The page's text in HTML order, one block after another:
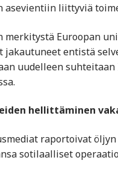
asevientiin liittyviä
Euroopan
jakautuneet entistä
uudelleen
hellittäminen
raportoivat
sotilaalliset